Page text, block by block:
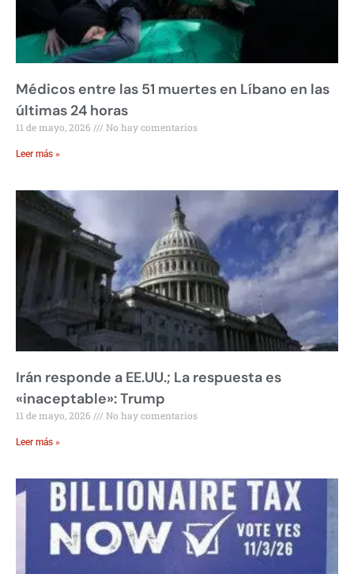
Médicos entre las 51 muertes en Líbano en las
últimas 24 horas
11 de mayo, 2026 No hay comentarios
Leer más »
Irán responde a EE.UU.; La respuesta es
«inaceptable»: Trump
11 de mayo, 2026 No hay comentarios
Leer más »